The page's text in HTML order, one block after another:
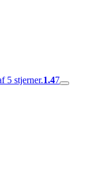
5 stjerner.1.47